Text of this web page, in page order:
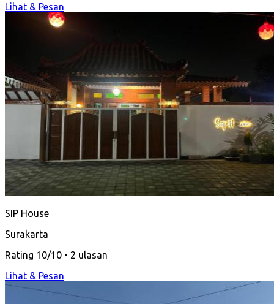
Lihat & Pesan
SIP House
Surakarta
Rating 10/10 • 2 ulasan
Lihat & Pesan